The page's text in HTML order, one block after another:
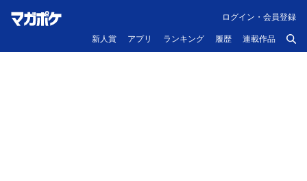
新人賞 アプリ ランキング 履歴 連載作品
ログイン・会員登録